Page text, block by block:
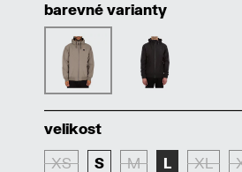
barevné varianty
velikost
XS S M L XL